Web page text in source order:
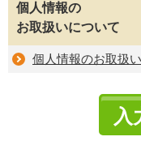
個人情報の
お取扱いについて
個人情報のお取扱